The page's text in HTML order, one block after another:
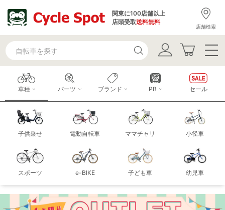
関東に100店舗以上
店頭受取送料無料
店舗検索
車種
子供乗せ 電動自転車 ママチャリ 小径車
スポーツ e-BIKE 子ども車 幼児車
パーツ ブランド PB セール